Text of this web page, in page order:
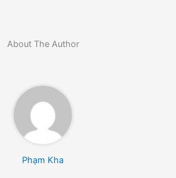
About The Author
Phạm Kha